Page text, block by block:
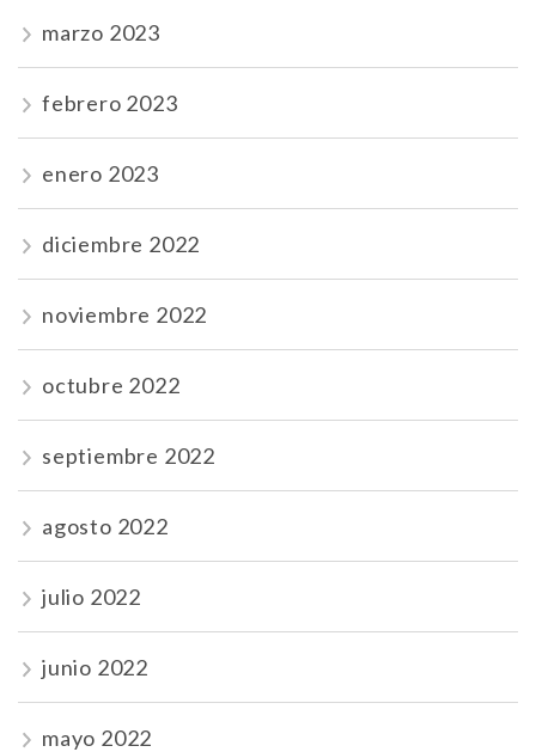
marzo 2023
febrero 2023
enero 2023
diciembre 2022
noviembre 2022
octubre 2022
septiembre 2022
agosto 2022
julio 2022
junio 2022
mayo 2022